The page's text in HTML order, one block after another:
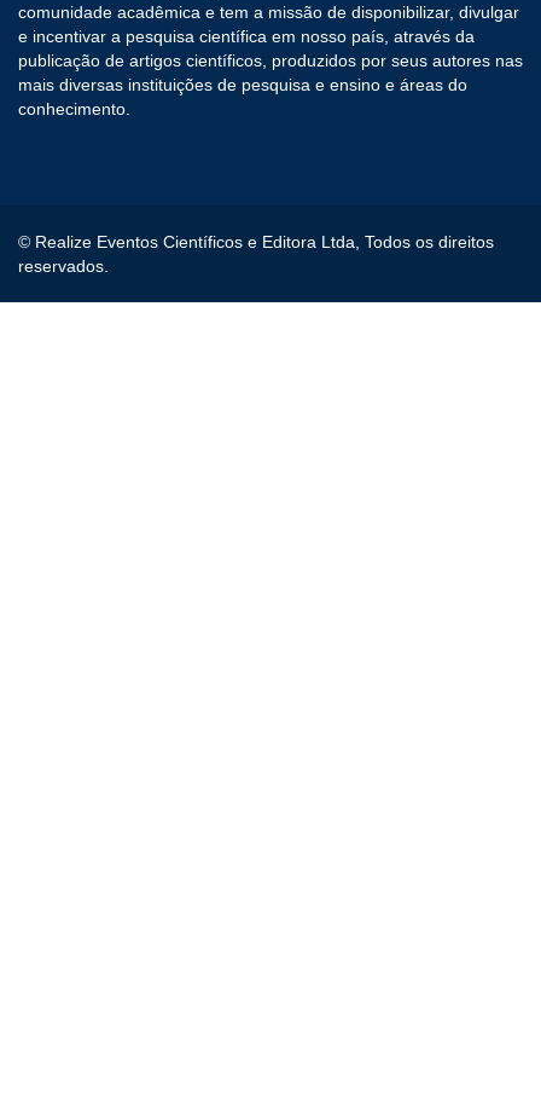
comunidade acadêmica e tem a missão de disponibilizar, divulgar
e incentivar a pesquisa científica em nosso país, através da
publicação de artigos científicos, produzidos por seus autores nas
mais diversas instituições de pesquisa e ensino e áreas do
conhecimento.
© Realize Eventos Científicos e Editora Ltda, Todos os direitos
reservados.